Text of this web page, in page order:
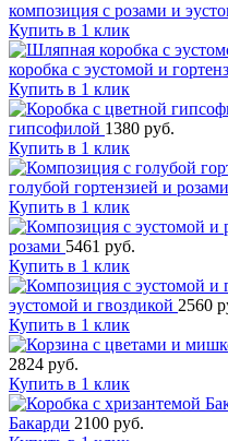
композиция с розами и
Купить в 1 клик
коробка с эустомой и
Купить в 1 клик
гипсофилой 1380 руб.
Купить в 1 клик
голубой гортензией и розами
Купить в 1 клик
розами 5461 руб.
Купить в 1 клик
эустомой и гвоздикой 2560
Купить в 1 клик
2824 руб.
Купить в 1 клик
Бакарди 2100 руб.